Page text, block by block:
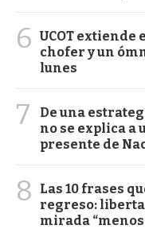
6 UCOT extiende
chofer y un
lunes
7
De una
no se explica a
presente de
8
Las 10 frases
regreso:
mirada